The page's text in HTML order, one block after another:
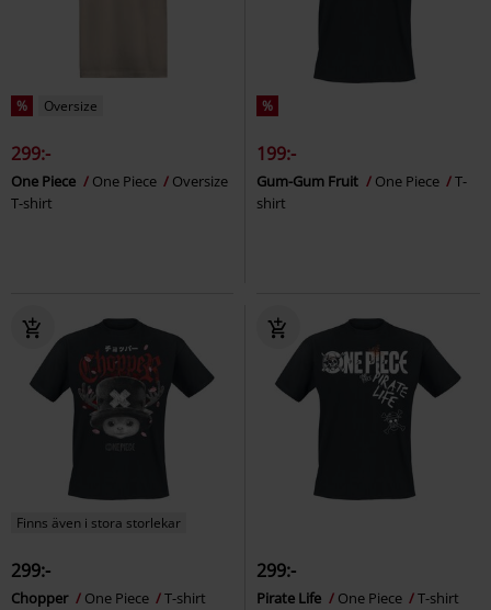
% Oversize
299:-
One Piece One Piece
Oversize
T-shirt
%
199:-
Gum-Gum Fruit One Piece
T-
shirt
Finns även i stora storlekar
299:-
Chopper One Piece T-shirt
299:-
Pirate Life One Piece T-shirt